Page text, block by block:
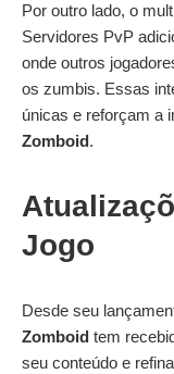
Por outro lado, o
Servidores PvP
onde outros
os zumbis. Essas
únicas e reforçam a
Zomboid.
Jogo
Desde seu
Zomboid tem
seu conteúdo e